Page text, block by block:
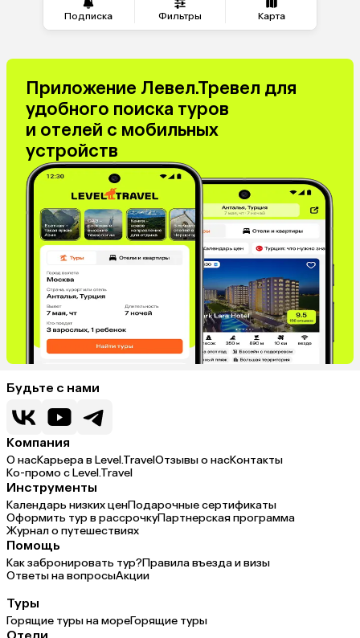
Подписка Фильтры Карта
Приложение Левел.Тревел для
удобного поиска туров
и отелей с мобильных
устройств
Будьте с нами
Компания
О насКарьера в Level.TravelОтзывы о насКонтакты
Ко-промо с Level.Travel
Инструменты
Календарь низких ценПодарочные сертификаты
Оформить тур в рассрочкуПартнерская программа
Журнал о путешествиях
Помощь
Как забронировать тур?Правила въезда и визы
Ответы на вопросыАкции
Туры
Горящие туры на мореГорящие туры